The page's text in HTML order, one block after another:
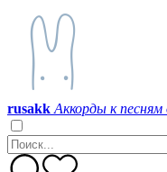
rusakk Аккорды к